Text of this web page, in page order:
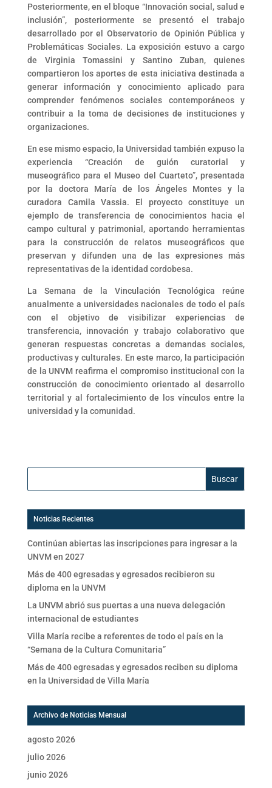
Posteriormente, en el bloque “Innovación social, salud e
inclusión”, posteriormente se presentó el trabajo
desarrollado por el Observatorio de Opinión Pública y
Problemáticas Sociales. La exposición estuvo a cargo
de Virginia Tomassini y Santino Zuban, quienes
compartieron los aportes de esta iniciativa destinada a
generar información y conocimiento aplicado para
comprender fenómenos sociales contemporáneos y
contribuir a la toma de decisiones de instituciones y
organizaciones.
En ese mismo espacio, la Universidad también expuso la
experiencia “Creación de guión curatorial y
museográfico para el Museo del Cuarteto”, presentada
por la doctora María de los Ángeles Montes y la
curadora Camila Vassia. El proyecto constituye un
ejemplo de transferencia de conocimientos hacia el
campo cultural y patrimonial, aportando herramientas
para la construcción de relatos museográficos que
preservan y difunden una de las expresiones más
representativas de la identidad cordobesa.
La Semana de la Vinculación Tecnológica reúne
anualmente a universidades nacionales de todo el país
con el objetivo de visibilizar experiencias de
transferencia, innovación y trabajo colaborativo que
generan respuestas concretas a demandas sociales,
productivas y culturales. En este marco, la participación
de la UNVM reafirma el compromiso institucional con la
construcción de conocimiento orientado al desarrollo
territorial y al fortalecimiento de los vínculos entre la
universidad y la comunidad.
Buscar:
Noticias Recientes
Continúan abiertas las inscripciones para ingresar a la
UNVM en 2027
Más de 400 egresadas y egresados recibieron su
diploma en la UNVM
La UNVM abrió sus puertas a una nueva delegación
internacional de estudiantes
Villa María recibe a referentes de todo el país en la
“Semana de la Cultura Comunitaria”
Más de 400 egresadas y egresados reciben su diploma
en la Universidad de Villa María
Archivo de Noticias Mensual
agosto 2026
julio 2026
junio 2026